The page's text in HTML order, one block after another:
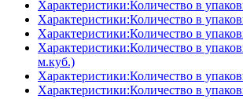
Характеристики:Количество в
Характеристики:Количество в
Характеристики:Количество в
Характеристики:Количество в
м.куб.)
Характеристики:Количество в
Характеристики:Количество в